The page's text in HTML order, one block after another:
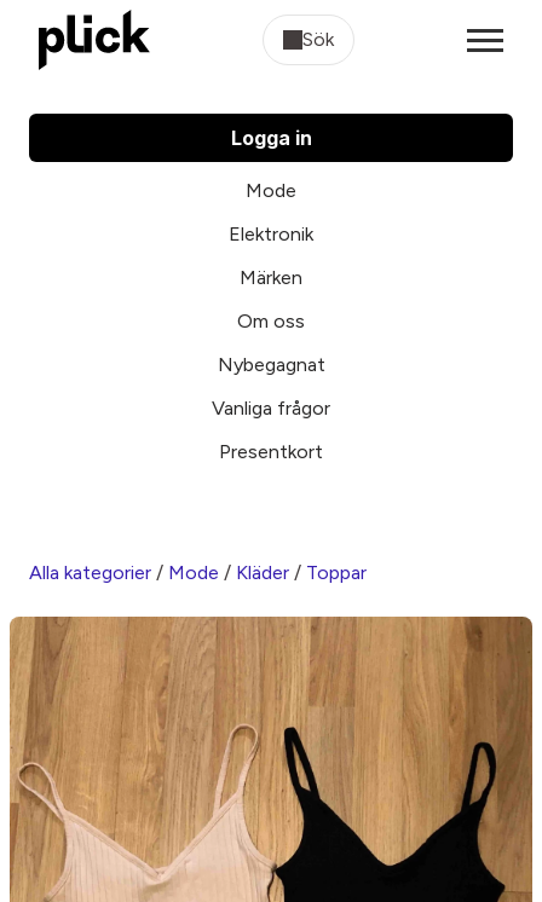
Sök
Logga in
Mode
Elektronik
Märken
Om oss
Nybegagnat
Vanliga frågor
Presentkort
Alla kategorier / Mode / Kläder / Toppar